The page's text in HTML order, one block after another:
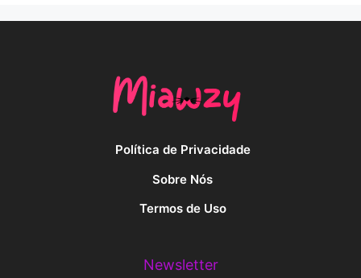
Política de Privacidade
Sobre Nós
Termos de Uso
Newsletter